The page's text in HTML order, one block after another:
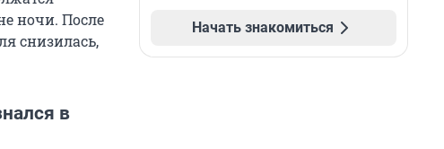
ночи. После
снизилась,
в
Начать знакомиться